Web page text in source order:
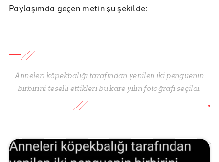
Paylaşımda geçen metin şu şekilde:
Anneleri köpekbalığı tarafından yenilen iki penguenin
birbirini teselli ettikleri bu kare yılın fotoğrafı seçildi.